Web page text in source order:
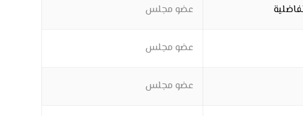
عضو مجلس
عضو مجلس
عضو مجلس